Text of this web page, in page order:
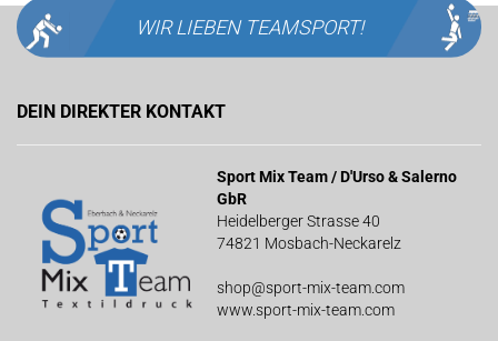
WIR LIEBEN TEAMSPORT!
DEIN DIREKTER KONTAKT
Sport Mix Team / D'Urso & Salerno
GbR
Heidelberger Strasse 40
74821 Mosbach-Neckarelz
shop@sport-mix-team.com
www.sport-mix-team.com